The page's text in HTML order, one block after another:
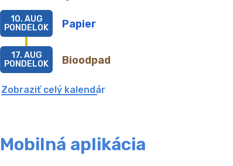
Papier
10. AUG
PONDELOK
Bioodpad
17. AUG
PONDELOK
Zobraziť celý kalendár
Mobilná aplikácia